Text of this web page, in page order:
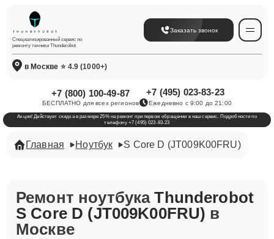
Специализированный сервис по
ремонту техники Thunderobot
Заказать звонок
в Москве ⭐ 4.9 (1000+)
+7 (800) 100-49-87
БЕСПЛАТНО для всех регионов
+7 (495) 023-83-23
Ежедневно с 9:00 до 21:00
Акция! Действует скидка в размере 25% на ремонт при первом обращении в наш сервис. Подробности по
телефону +7 (495) 023-83-23
Главная Ноутбук S Core D (JT009K00FRU)
Ремонт ноутбукаThunderobot
S Core D (JT009K00FRU) в
Москве